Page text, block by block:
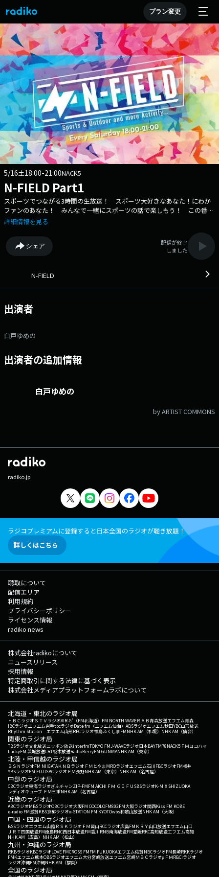
プラン変更
5/16土18:00-21:00NACK5
N-FIELD Part1
スポーツでつながる3時間の生放送！ スポーツ大好きなあなた！にわか
ファンのあなた！ みんなで一緒にスポーツの話で楽しもう！ この番組
を聴けばいろんなスポーツが好きになる！ メッセージリクエストお待ち
メッセージテーマ スポソン リクエスト ゆめの応援団
詳細情報を見る
シェア
配信が終了
しました
N-FIELD
出演者
白戸ゆめの
出演者の追加情報
白戸ゆめの
by ARTIST COMMONS
radiko.jp
ラジコプレミアムに登録すると日本全国のラジオが聴き放題！
詳しくはこちら
聴取について
配信エリア
利用規約
プライバシーポリシー
ライセンス情報
radiko news
株式会社radikoについて
ニュースリリース
採用情報
特定商取引に関する法律に基づく表示
株式会社メディアプラットフォームラボについて
北海道・東北のラジオ局
ＨＢＣラジオＳＴＶラジオAIR-G'（FM北海道） FM NORTH WAVEＲＡＢ青森放送エフエム青森
IBCラジオエフエム岩手tbcラジオDate fm（エフエム仙台） ABSラジオエフエム秋田YBC山形放送
Rhythm Station エフエム山形RFCラジオ福島ふくしまFMNHK AM（札幌） NHK AM（仙台）
関東のラジオ局
TBSラジオ文化放送ニッポン放送interfmTOKYO FMJ-WAVEラジオ日本BAYFM78NACK5 ＦＭヨコハマ
LuckyFM 茨城放送CRT栃木放送RadioBerryFM GUNMANHK AM（東京）
北陸・甲信越のラジオ局
ＢＳＮラジオFM NIIGATAＫＮＢラジオ ＦＭとやまMROラジオエフエム石川FBCラジオFM福井
YBSラジオFM FUJISBCラジオ ＦＭ長野NHK AM（東京） NHK AM（名古屋）
中部のラジオ局
CBCラジオ東海ラジオぎふチャンZIP-FMFM AICHI ＦＭ ＧＩＦＵ SBSラジオK-MIX SHIZUOKA
レディオキューブ ＦＭ三重NHK AM（名古屋）
近畿のラジオ局
ABCラジオMBSラジオOBCラジオ大阪FM COCOLOFM802FM大阪ラジオ関西Kiss FM KOBE
e-radio FM滋賀KBS京都ラジオα-STATION FM KYOTOwbs和歌山放送NHK AM（大阪）
中国・四国のラジオ局
BSSラジオエフエム山陰ＲＳＫラジオ ＦＭ岡山RCCラジオ広島FM ＫＲＹ山口放送エフエム山口
ＪＲＴ四国放送FM徳島RNC西日本放送FM香川RNB南海放送FM愛媛RKC高知放送エフエム高知
NHK AM（広島） NHK AM（松山）
九州・沖縄のラジオ局
RKBラジオKBCラジオLOVE FMCROSS FMFM FUKUOKAエフエム佐賀NBCラジオFM長崎RKKラジオ
FMKエフエム熊本OBSラジオエフエム大分宮崎放送エフエム宮崎ＭＢＣラジオμＦＭRBCiラジオ
ラジオ沖縄FM沖縄NHK AM（福岡）
全国のラジオ局